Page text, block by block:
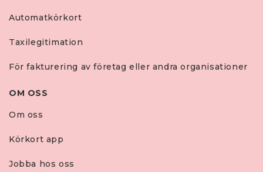
Automatkörkort
Taxilegitimation
För fakturering av företag eller andra organisationer
OM OSS
Om oss
Körkort app
Jobba hos oss